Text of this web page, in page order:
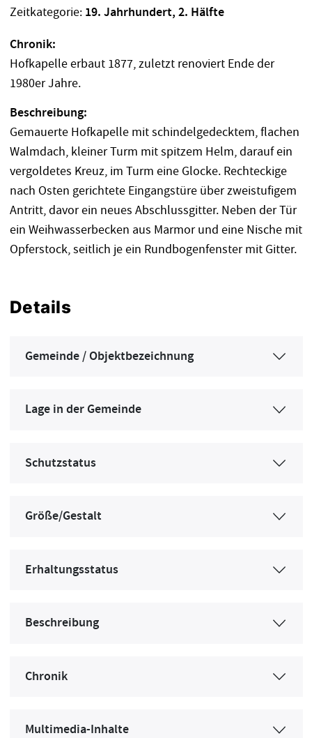
Zeitkategorie: 19. Jahrhundert, 2. Hälfte
Chronik:
Hofkapelle erbaut 1877, zuletzt renoviert Ende der
1980er Jahre.
Beschreibung:
Gemauerte Hofkapelle mit schindelgedecktem, flachen
Walmdach, kleiner Turm mit spitzem Helm, darauf ein
vergoldetes Kreuz, im Turm eine Glocke. Rechteckige
nach Osten gerichtete Eingangstüre über zweistufigem
Antritt, davor ein neues Abschlussgitter. Neben der Tür
ein Weihwasserbecken aus Marmor und eine Nische mit
Opferstock, seitlich je ein Rundbogenfenster mit Gitter.
Details
Gemeinde / Objektbezeichnung
Lage in der Gemeinde
Schutzstatus
Größe/Gestalt
Erhaltungsstatus
Beschreibung
Chronik
Multimedia-Inhalte